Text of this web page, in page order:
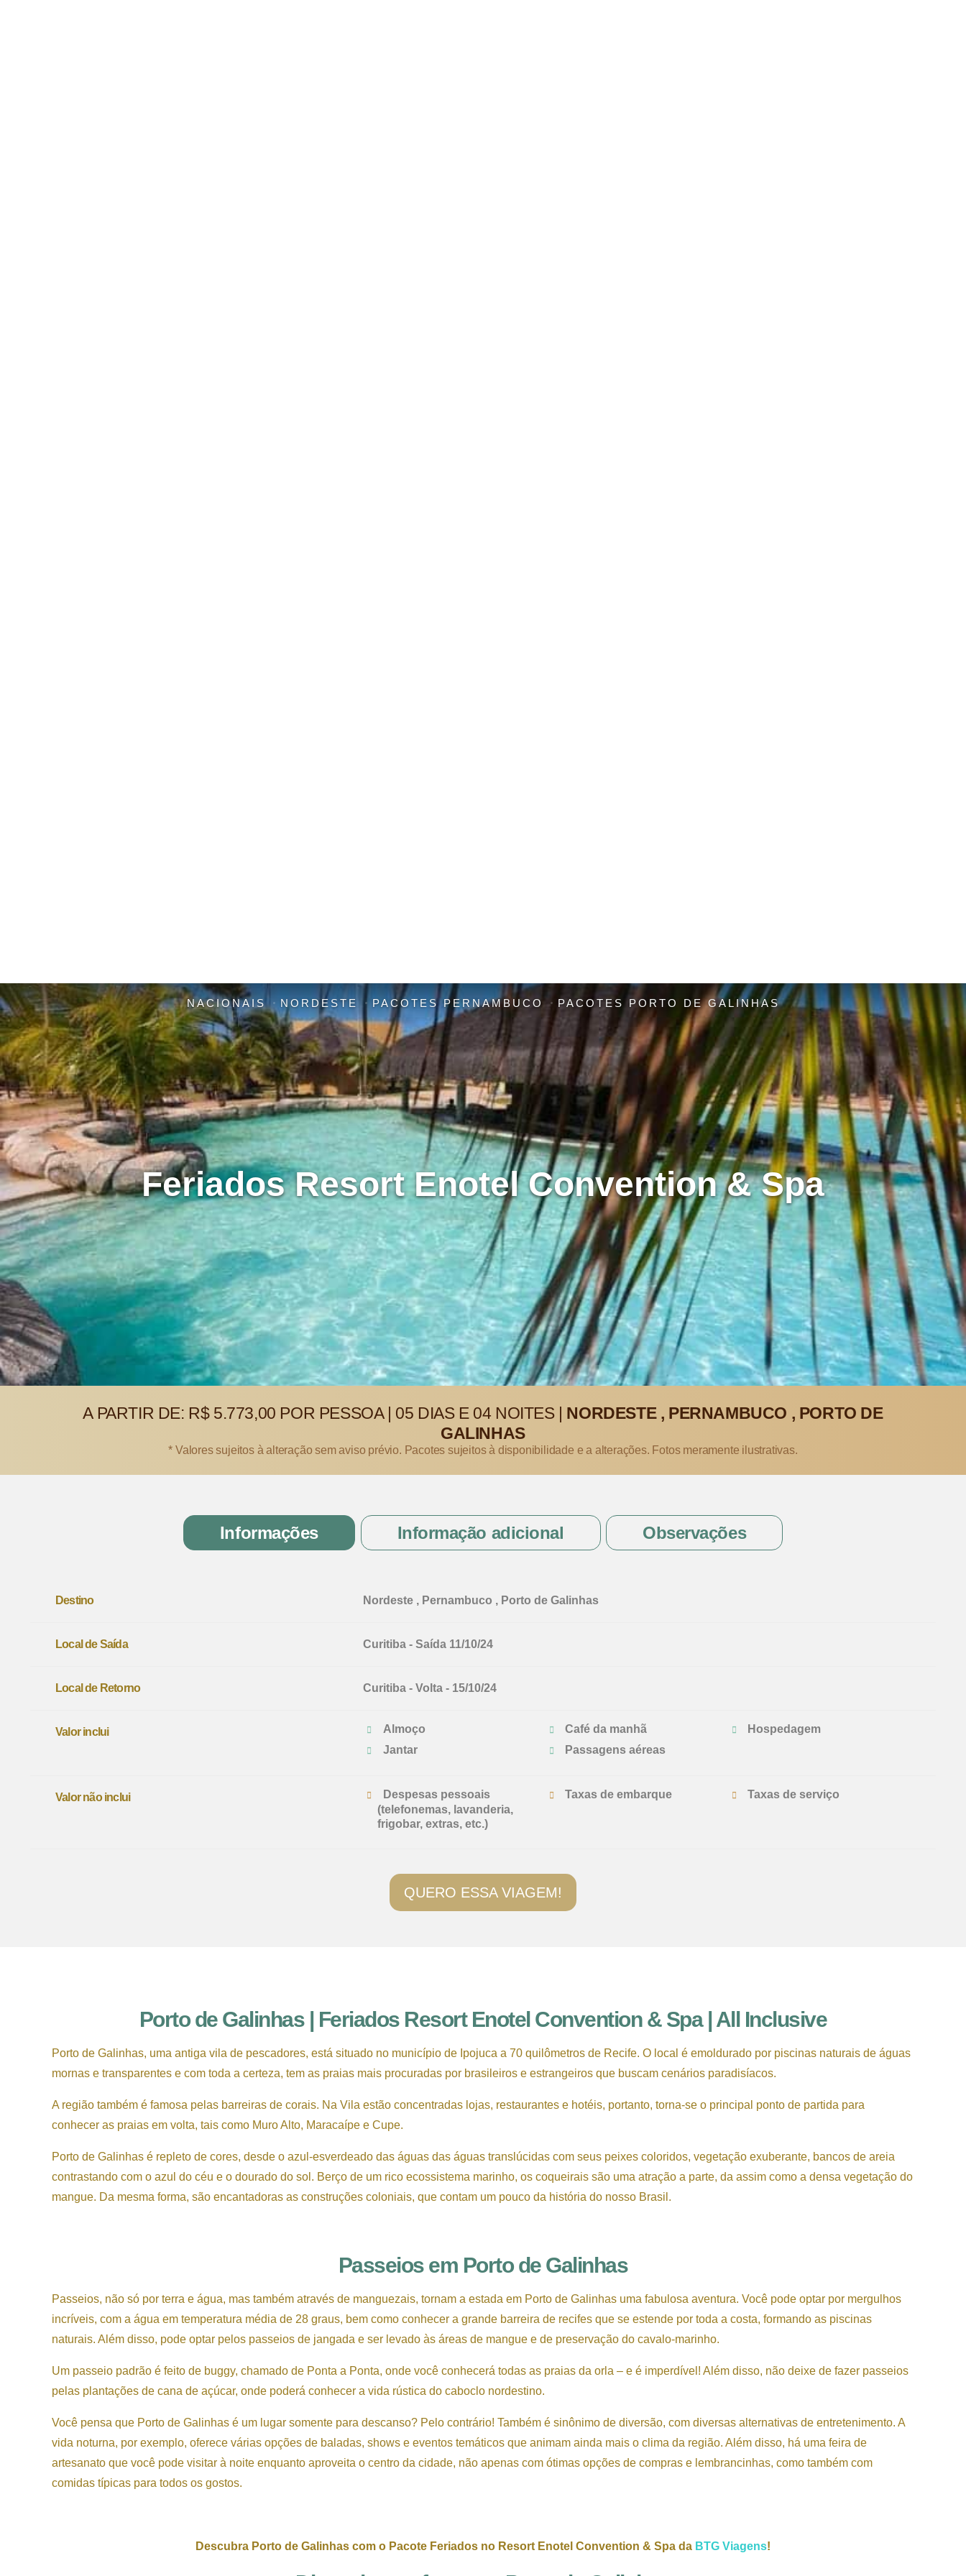
NACIONAIS NORDESTE PACOTES PERNAMBUCO PACOTES PORTO DE GALINHAS
Feriados Resort Enotel Convention & Spa
A PARTIR DE: R$ 5.773,00 POR PESSOA | 05 DIAS E 04 NOITES | NORDESTE , PERNAMBUCO , PORTO DE
GALINHAS
* Valores sujeitos à alteração sem aviso prévio. Pacotes sujeitos à disponibilidade e a alterações. Fotos meramente ilustrativas.
Informações Informação adicional Observações
Destino Nordeste , Pernambuco , Porto de Galinhas
Local de Saída Curitiba - Saída 11/10/24
Local de Retorno Curitiba - Volta - 15/10/24
Valor inclui Almoço Café da manhã
Hospedagem
Jantar
Passagens aéreas
Valor não inclui
Despesas pessoais
(telefonemas, lavanderia,
frigobar, extras, etc.)
Taxas de embarque Taxas de serviço
QUERO ESSA VIAGEM!
Porto de Galinhas | Feriados Resort Enotel Convention & Spa | All Inclusive
Porto de Galinhas, uma antiga vila de pescadores, está situado no município de Ipojuca a 70 quilômetros de Recife. O local é emoldurado por piscinas naturais de águas
mornas e transparentes e com toda a certeza, tem as praias mais procuradas por brasileiros e estrangeiros que buscam cenários paradisíacos.
A região também é famosa pelas barreiras de corais. Na Vila estão concentradas lojas, restaurantes e hotéis, portanto, torna-se o principal ponto de partida para
conhecer as praias em volta, tais como Muro Alto, Maracaípe e Cupe.
Porto de Galinhas é repleto de cores, desde o azul-esverdeado das águas das águas translúcidas com seus peixes coloridos, vegetação exuberante, bancos de areia
contrastando com o azul do céu e o dourado do sol. Berço de um rico ecossistema marinho, os coqueirais são uma atração a parte, da assim como a densa vegetação do
mangue. Da mesma forma, são encantadoras as construções coloniais, que contam um pouco da história do nosso Brasil.
Passeios em Porto de Galinhas
Passeios, não só por terra e água, mas também através de manguezais, tornam a estada em Porto de Galinhas uma fabulosa aventura. Você pode optar por mergulhos
incríveis, com a água em temperatura média de 28 graus, bem como conhecer a grande barreira de recifes que se estende por toda a costa, formando as piscinas
naturais. Além disso, pode optar pelos passeios de jangada e ser levado às áreas de mangue e de preservação do cavalo-marinho.
Um passeio padrão é feito de buggy, chamado de Ponta a Ponta, onde você conhecerá todas as praias da orla – e é imperdível! Além disso, não deixe de fazer passeios
pelas plantações de cana de açúcar, onde poderá conhecer a vida rústica do caboclo nordestino.
Você pensa que Porto de Galinhas é um lugar somente para descanso? Pelo contrário! Também é sinônimo de diversão, com diversas alternativas de entretenimento. A
vida noturna, por exemplo, oferece várias opções de baladas, shows e eventos temáticos que animam ainda mais o clima da região. Além disso, há uma feira de
artesanato que você pode visitar à noite enquanto aproveita o centro da cidade, não apenas com ótimas opções de compras e lembrancinhas, como também com
comidas típicas para todos os gostos.
Descubra Porto de Galinhas com o Pacote Feriados no Resort Enotel Convention & Spa da BTG Viagens!